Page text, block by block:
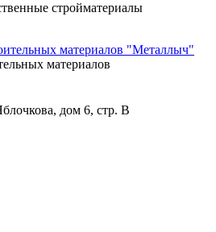
стройматериалы
материалов
дом 6, стр. В